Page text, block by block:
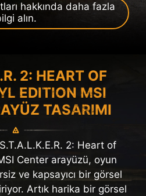
hakkında daha fazla
alın.
2: HEART OF
EDITION MSI
TASARIMI
2: Heart of
Center arayüzü, oyun
ve kapsayıcı bir görsel
Artık harika bir görsel